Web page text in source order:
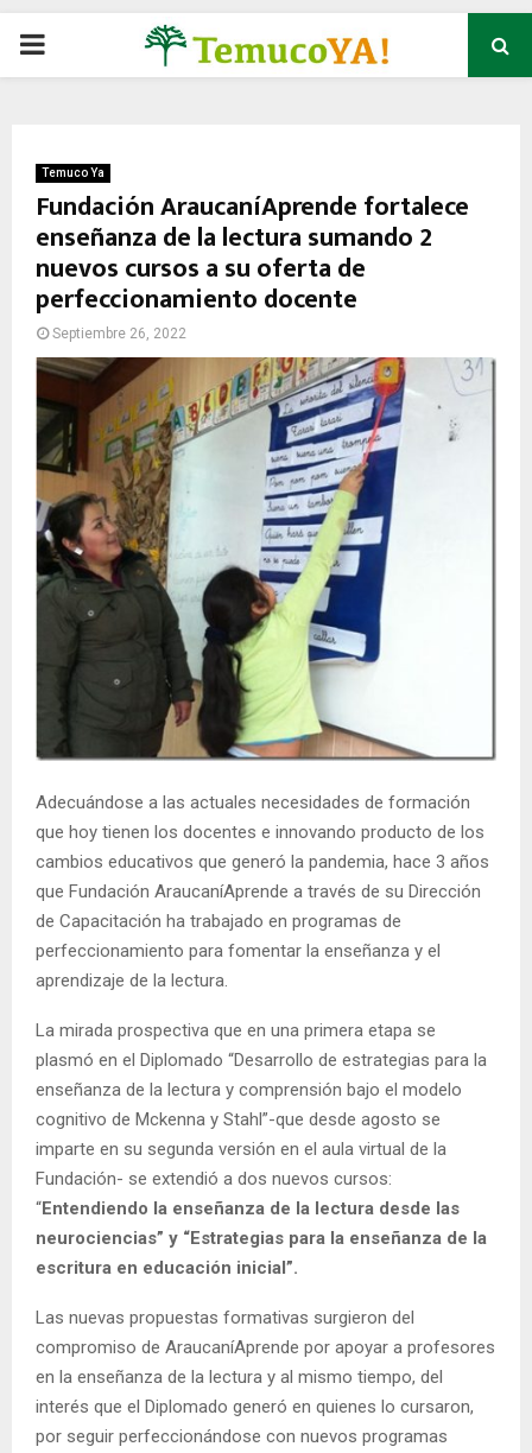
P
M
A
R
M
Temuco Ya
Fundación AraucaníAprende fortalece
enseñanza de la lectura sumando 2
nuevos cursos a su oferta de
perfeccionamiento docente
Septiembre 26, 2022
Adecuándose a las actuales necesidades de formación
que hoy tienen los docentes e innovando producto de los
cambios educativos que generó la pandemia, hace 3 años
que Fundación AraucaníAprende a través de su Dirección
de Capacitación ha trabajado en programas de
perfeccionamiento para fomentar la enseñanza y el
aprendizaje de la lectura.
La mirada prospectiva que en una primera etapa se
plasmó en el Diplomado “Desarrollo de estrategias para la
enseñanza de la lectura y comprensión bajo el modelo
cognitivo de Mckenna y Stahl”-que desde agosto se
imparte en su segunda versión en el aula virtual de la
Fundación- se extendió a dos nuevos cursos:
“Entendiendo la enseñanza de la lectura desde las
neurociencias” y “Estrategias para la enseñanza de la
escritura en educación inicial”.
Las nuevas propuestas formativas surgieron del
compromiso de AraucaníAprende por apoyar a profesores
en la enseñanza de la lectura y al mismo tiempo, del
interés que el Diplomado generó en quienes lo cursaron,
por seguir perfeccionándose con nuevos programas